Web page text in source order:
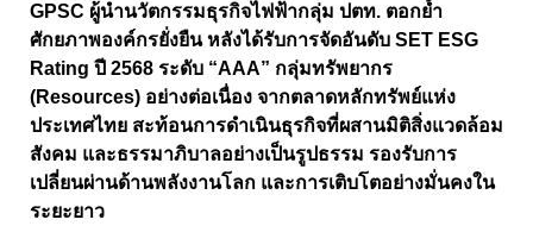
GPSC ผู้นำนวัตกรรมธุรกิจไฟฟ้ากลุ่ม ปตท. ตอกย้ำ
ศักยภาพองค์กรยั่งยืน หลังได้รับการจัดอันดับ SET ESG
Rating ปี 2568 ระดับ “AAA” กลุ่มทรัพยากร
(Resources) อย่างต่อเนื่อง จากตลาดหลักทรัพย์แห่ง
ประเทศไทย สะท้อนการดำเนินธุรกิจที่ผสานมิติสิ่งแวดล้อม
สังคม และธรรมาภิบาลอย่างเป็นรูปธรรม รองรับการ
เปลี่ยนผ่านด้านพลังงานโลก และการเติบโตอย่างมั่นคงใน
ระยะยาว